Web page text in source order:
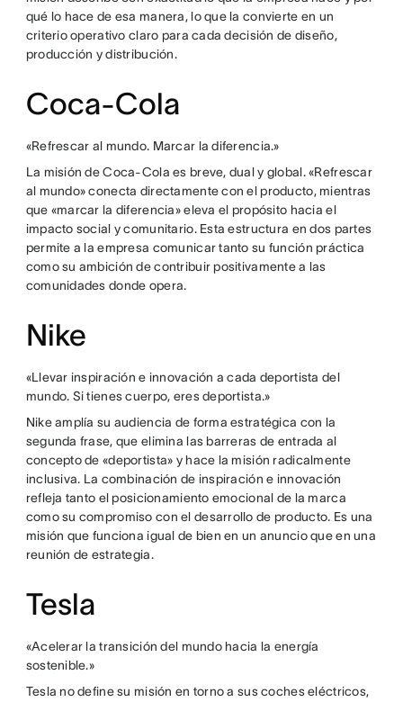
qué lo hace de esa manera, lo que la convierte en un
criterio operativo claro para cada decisión de diseño,
producción y distribución.
Coca-Cola
«Refrescar al mundo. Marcar la diferencia.»
La misión de Coca-Cola es breve, dual y global. «Refrescar
al mundo» conecta directamente con el producto, mientras
que «marcar la diferencia» eleva el propósito hacia el
impacto social y comunitario. Esta estructura en dos partes
permite a la empresa comunicar tanto su función práctica
como su ambición de contribuir positivamente a las
comunidades donde opera.
Nike
«Llevar inspiración e innovación a cada deportista del
mundo. Si tienes cuerpo, eres deportista.»
Nike amplía su audiencia de forma estratégica con la
segunda frase, que elimina las barreras de entrada al
concepto de «deportista» y hace la misión radicalmente
inclusiva. La combinación de inspiración e innovación
refleja tanto el posicionamiento emocional de la marca
como su compromiso con el desarrollo de producto. Es una
misión que funciona igual de bien en un anuncio que en una
reunión de estrategia.
Tesla
«Acelerar la transición del mundo hacia la energía
sostenible.»
Tesla no define su misión en torno a sus coches eléctricos,